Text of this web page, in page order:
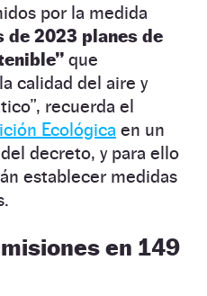
por la medida
de 2023 planes de
que
calidad del aire y
recuerda el
Ecológica en un
decreto, y para ello
establecer medidas
en 149